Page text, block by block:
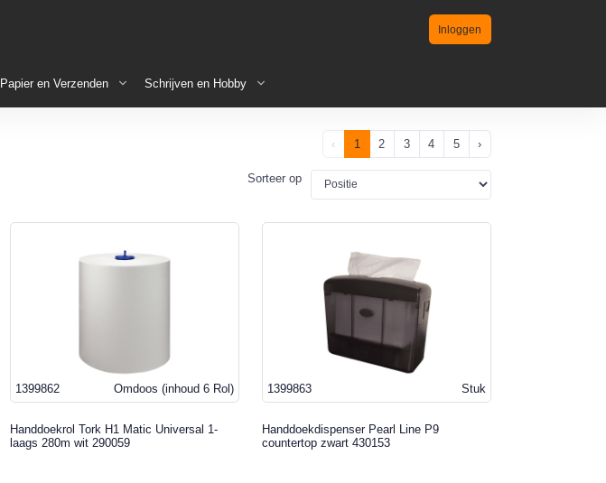
Inloggen
Papier en Verzenden Schrijven en Hobby
‹ 1 2 3 4 5 ›
Sorteer op
Omdoos(inhoud 6 Rol)
1399862
Handdoekrol Tork H1 Matic Universal 1-
laags 280m wit 290059
Stuk
1399863
Handdoekdispenser Pearl Line P9
countertop zwart 430153